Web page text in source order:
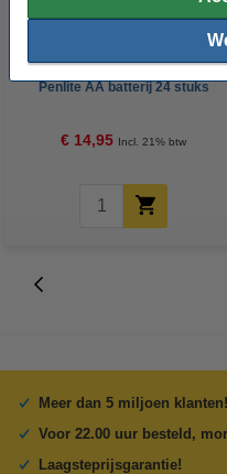
123accu Xtreme Power MN1500
Penlite AA batterij 24 stuks
€ 14,95 Incl. 21% btw
Meer dan 5 miljoen klanten!
Voor 22.00 uur besteld,
Laagsteprijsgarantie!